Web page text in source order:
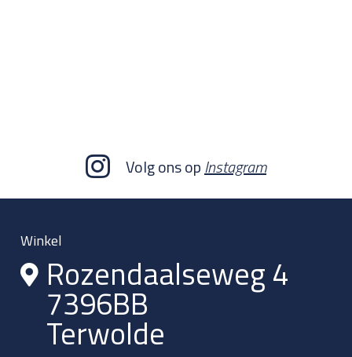
Volg ons opInstagram
Winkel
Rozendaalseweg 4
7396BB
Terwolde